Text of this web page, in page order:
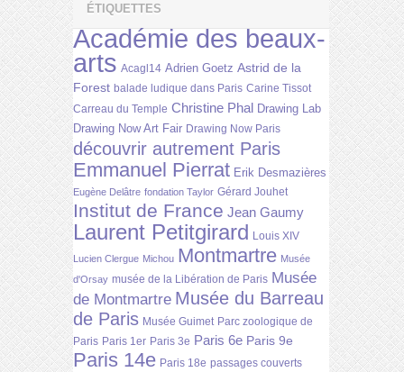
ÉTIQUETTES
Académie des beaux-
arts Acagl14 Adrien Goetz Astrid de la
Forest balade ludique dans Paris Carine Tissot
Carreau du Temple Christine Phal Drawing Lab
Drawing Now Art Fair Drawing Now Paris
découvrir autrement Paris
Emmanuel Pierrat Erik Desmazières
Eugène Delâtre fondation Taylor Gérard Jouhet
Institut de France Jean Gaumy
Laurent Petitgirard Louis XIV
Lucien Clergue Michou Montmartre Musée
d'Orsay musée de la Libération de Paris Musée
de Montmartre Musée du Barreau
de Paris Musée Guimet Parc zoologique de
Paris Paris 1er Paris 3e Paris 6e Paris 9e
Paris 14e Paris 18e passages couverts